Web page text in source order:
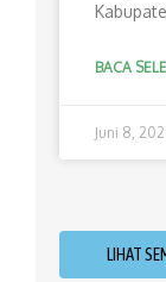
BACA
Juni 8,
LIHAT